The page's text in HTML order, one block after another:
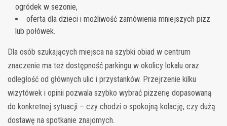
ogródek w sezonie,
oferta dla dzieci i możliwość zamówienia mniejszych pizz
lub połówek.
Dla osób szukających miejsca na szybki obiad w centrum
znaczenie ma też dostępność parkingu w okolicy lokalu oraz
odległość od głównych ulic i przystanków. Przejrzenie kilku
wizytówek i opinii pozwala szybko wybrać pizzerię dopasowaną
do konkretnej sytuacji – czy chodzi o spokojną kolację, czy dużą
dostawę na spotkanie znajomych.